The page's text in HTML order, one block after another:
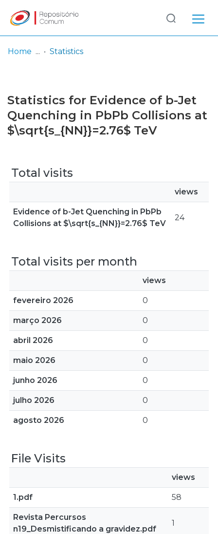
Browse repository
Entities
Log
In
(current)
Home Statistics
Statistics for Evidence of b-Jet
Quenching in PbPb Collisions at
$\sqrt{s_{NN}}=2.76$ TeV
Total visits
views
Evidence of b-Jet Quenching in PbPb
Collisions at $\sqrt{s_{NN}}=2.76$ TeV
24
Total visits per month
views
fevereiro 2026 0
março 2026 0
abril 2026 0
maio 2026 0
junho 2026 0
julho 2026 0
agosto 2026 0
File Visits
views
1.pdf 58
Revista Percursos
n19_Desmistificando a gravidez.pdf
1